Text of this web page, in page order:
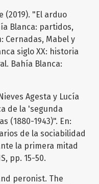
(2019). "El arduo
Blanca: partidos,
Cernadas, Mabel y
siglo XX: historia
Bahía Blanca:
Agesta y Lucía
de la 'segunda
(1880-1943)". En:
de la sociabilidad
la primera mitad
pp. 15-50.
peronist. The